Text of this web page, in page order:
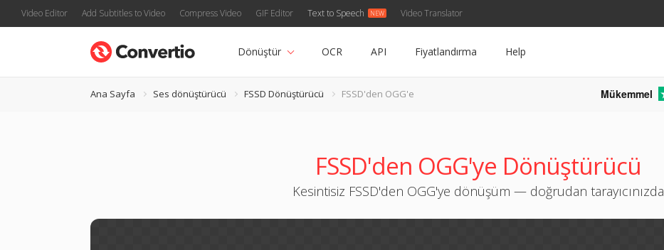
Video Editor Add Subtitles to Video Compress Video GIF Editor Text to Speech Video Translator
Dönüştür OCR API Fiyatlandırma Help
Ana Sayfa Ses dönüştürücü FSSD Dönüştürücü FSSD'den OGG'e Mükemmel
FSSD'den OGG'ye Dönüştürücü
Kesintisiz FSSD'den OGG'ye dönüşüm — doğrudan tarayıcınızda